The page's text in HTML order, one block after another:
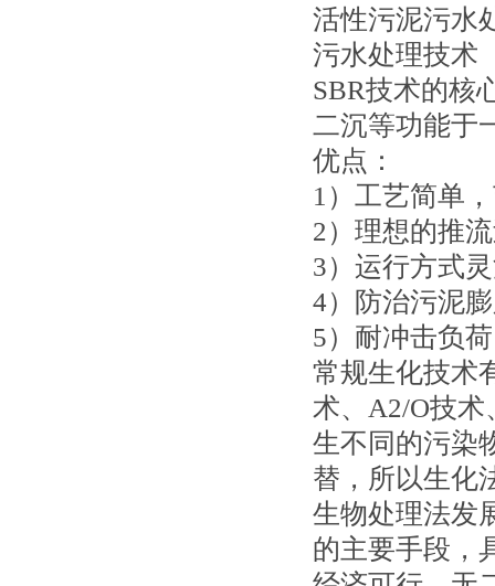
活性污泥污水
污水处理技术
SBR技术的核
二沉等功能于
优点：
1）工艺简单
2）理想的推
3）运行方式
4）防治污泥
5）耐冲击负
常规生化技术
术、A2/O技
生不同的污染
替，所以生化
生物处理法发
的主要手段，